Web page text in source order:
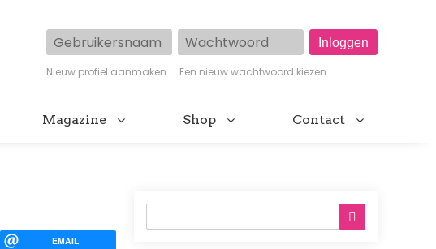
Gebruikersnaam Wachtwoord
Nieuw profiel aanmaken Een nieuw wachtwoord kiezen
Magazine Shop Contact
EMAIL